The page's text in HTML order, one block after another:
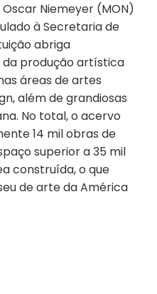
Oscar Niemeyer (MON)
à Secretaria de
abriga
produção artística
áreas de artes
além de grandiosas
No total, o acervo
14 mil obras de
superior a 35 mil
construída, o que
de arte da América